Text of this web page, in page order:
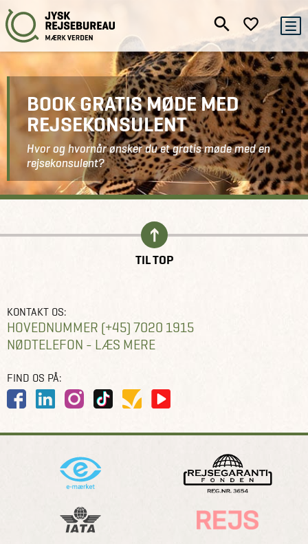
BOOK GRATIS MØDE MED
REJSEKONSULENT
Hvor og hvornår ønsker du et gratis møde med en
rejsekonsulent?
TIL TOP
KONTAKT OS:
HOVEDNUMMER (+45) 7020 1915
NØDTELEFON - LÆS MERE
FIND OS PÅ: